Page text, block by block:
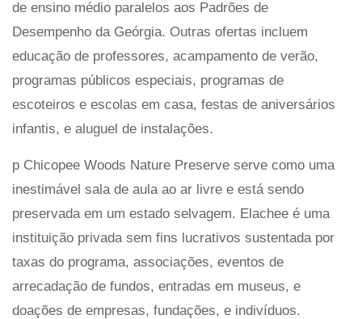
de ensino médio paralelos aos Padrões de
Desempenho da Geórgia. Outras ofertas incluem
educação de professores, acampamento de verão,
programas públicos especiais, programas de
escoteiros e escolas em casa, festas de aniversários
infantis, e aluguel de instalações.
p Chicopee Woods Nature Preserve serve como uma
inestimável sala de aula ao ar livre e está sendo
preservada em um estado selvagem. Elachee é uma
instituição privada sem fins lucrativos sustentada por
taxas do programa, associações, eventos de
arrecadação de fundos, entradas em museus, e
doações de empresas, fundações, e indivíduos.